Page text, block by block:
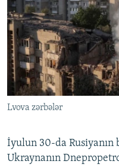
Lvova zərbələr
İyulun 30-da
Ukraynanın